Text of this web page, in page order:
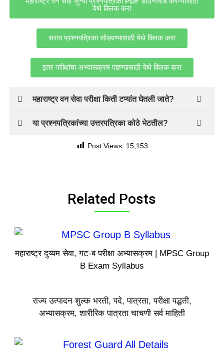
येथे क्लिक करा
सराव प्रश्नपत्रिका सोडवण्यासाठी येथे क्लिक करा
इतर परीक्षांचा अभ्यासक्रम पाहण्यासाठी येथे क्लिक करा
महाराष्ट्र वन सेवा परीक्षा किती टप्यांत घेतली जाते?
या प्रश्नपत्रिकांच्या उत्तरपत्रिका कोठे भेटतील?
Post Views: 15,153
Related Posts
महाराष्ट्र दुय्यम सेवा, गट-ब परीक्षा अभ्यासक्रम | MPSC Group
B Exam Syllabus
राज्य उत्पादन शुल्क भरती, पदे, पात्रता, परीक्षा पद्धती,
अभ्यासक्रम, शारीरिक पात्रता चाचणी सर्व माहिती